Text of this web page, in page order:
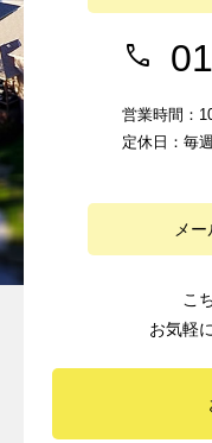
営業時間：
定休日：毎
メ
こ
お気軽